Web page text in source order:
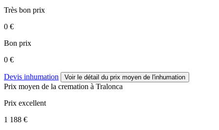
Très bon prix
0 €
Bon prix
0 €
Devis inhumation Voir le détail du prix moyen de l'inhumation
Prix moyen de la cremation à Tralonca
Prix excellent
1 188 €